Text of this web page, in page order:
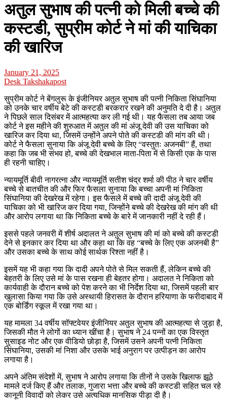
अतुल सुभाष की पत्नी को मिली बच्चे की
कस्टडी, सुप्रीम कोर्ट ने मां की याचिका
की खारिज
January 21, 2025
Desk Takshakapost
सुप्रीम कोर्ट ने बेंगलुरू के इंजीनियर अतुल सुभाष की पत्नी निकिता सिंघानिया
को उनके चार वर्षीय बेटे की कस्टडी बरकरार रखने की अनुमति दे दी है। अतुल
ने पिछले साल दिसंबर में आत्महत्या कर ली गई थी। यह फैसला तब आया जब
कोर्ट ने इस महीने की शुरुआत में अतुल की मां अंजू देवी की उस याचिका को
खारिज कर दिया था, जिसमें उन्होंने अपने पोते की कस्टडी की मांग की थी।
कोर्ट ने फैसला सुनाया कि अंजू देवी बच्चे के लिए “वस्तुतः अजनबी” हैं, तथा
कहा कि जब भी संभव हो, बच्चे की देखभाल माता-पिता में से किसी एक के पास
ही रहनी चाहिए।
न्यायमूर्ति बीवी नागरत्ना और न्यायमूर्ति सतीश चंद्र शर्मा की पीठ ने चार वर्षीय
बच्चे से बातचीत की और फिर फैसला सुनाया कि बच्चा अपनी मां निकिता
सिंघानिया की देखरेख में रहेगा। इस फैसले में बच्चे की दादी अंजू देवी की
याचिका को भी खारिज कर दिया गया, जिन्होंने बच्चे की देखरेख की मांग की थी
और आरोप लगाया था कि निकिता बच्चे के बारे में जानकारी नहीं दे रही हैं।
इससे पहले जनवरी में शीर्ष अदालत ने अतुल सुभाष की मां को बच्चे की कस्टडी
देने से इनकार कर दिया था और कहा था कि वह “बच्चे के लिए एक अजनबी है”
और उसका बच्चे के साथ कोई सार्थक रिश्ता नहीं है।
इसमें यह भी कहा गया कि दादी अपने पोते से मिल सकती हैं, लेकिन बच्चे की
बेहतरी के लिए उसे मां के पास रखना ही बेहतर होगा। अदालत ने निकिता को
कार्यवाही के दौरान बच्चे को पेश करने का भी निर्देश दिया था, जिसमें पहली बार
खुलासा किया गया कि उसे अस्थायी हिरासत के दौरान हरियाणा के फरीदाबाद में
एक बोर्डिंग स्कूल में रखा गया था।
यह मामला 34 वर्षीय सॉफ्टवेयर इंजीनियर अतुल सुभाष की आत्महत्या से जुड़ा है,
जिसकी मौत ने लोगों का ध्यान खींचा है। सुभाष ने 24 पन्नों का एक विस्तृत
सुसाइड नोट और एक वीडियो छोड़ा है, जिसमें उसने अपनी पत्नी निकिता
सिंघानिया, उसकी मां निशा और उसके भाई अनुराग पर उत्पीड़न का आरोप
लगाया है।
अपने अंतिम संदेशों में, सुभाष ने आरोप लगाया कि तीनों ने उसके खिलाफ झूठे
मामले दर्ज किए हैं और तलाक, गुजारा भत्ता और बच्चे की कस्टडी सहित चल रहे
कानूनी विवादों को लेकर उसे अत्यधिक मानसिक पीड़ा दी है।